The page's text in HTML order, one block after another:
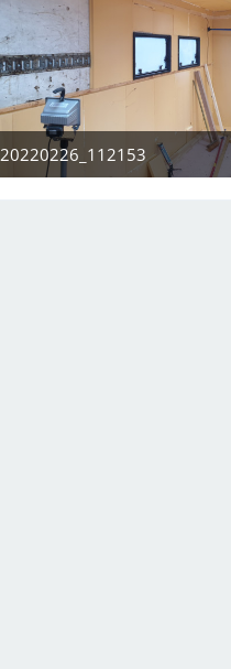
20220226_112153
27. Januar 2024 um 21:28